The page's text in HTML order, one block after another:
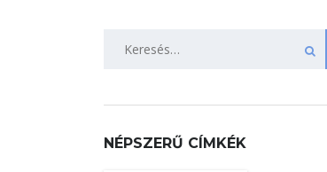
NÉPSZERŰ CÍMKÉK